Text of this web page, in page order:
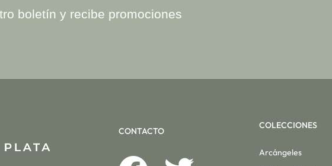
boletín y recibe promociones
CONTACTO
COLECCIONES
Arcángeles